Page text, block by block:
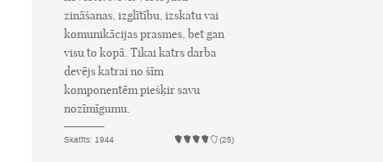
zināšanas, izglītību, izskatu vai
komunikācijas prasmes, bet gan
visu to kopā. Tikai katrs darba
devējs katrai no šīm
komponentēm piešķir savu
nozīmīgumu.
Skatīts: 1944 (25)